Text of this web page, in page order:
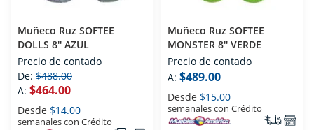
Muñeco Ruz SOFTEE
DOLLS 8'' AZUL
Precio de contado
De: $488.00
A: $464.00
Desde $14.00
semanales con Crédito
Muñeco Ruz SOFTEE
MONSTER 8'' VERDE
Precio de contado
A: $489.00
Desde $15.00
semanales con Crédito